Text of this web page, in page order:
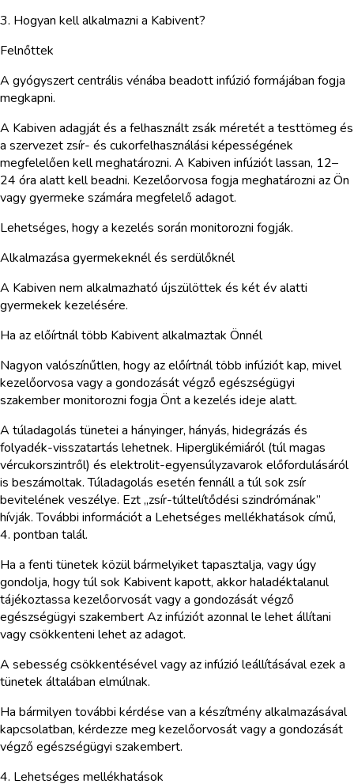
3. Hogyan kell alkalmazni a Kabivent?
Felnőttek
A gyógyszert centrális vénába beadott infúzió formájában fogja
megkapni.
A Kabiven adagját és a felhasznált zsák méretét a testtömeg és
a szervezet zsír- és cukorfelhasználási képességének
megfelelően kell meghatározni. A Kabiven infúziót lassan, 12–
24 óra alatt kell beadni. Kezelőorvosa fogja meghatározni az Ön
vagy gyermeke számára megfelelő adagot.
Lehetséges, hogy a kezelés során monitorozni fogják.
Alkalmazása gyermekeknél és serdülőknél
A Kabiven nem alkalmazható újszülöttek és két év alatti
gyermekek kezelésére.
Ha az előírtnál több Kabivent alkalmaztak Önnél
Nagyon valószínűtlen, hogy az előírtnál több infúziót kap, mivel
kezelőorvosa vagy a gondozását végző egészségügyi
szakember monitorozni fogja Önt a kezelés ideje alatt.
A túladagolás tünetei a hányinger, hányás, hidegrázás és
folyadék-visszatartás lehetnek. Hiperglikémiáról (túl magas
vércukorszintről) és elektrolit-egyensúlyzavarok előfordulásáról
is beszámoltak. Túladagolás esetén fennáll a túl sok zsír
bevitelének veszélye. Ezt „zsír-túltelítődési szindrómának”
hívják. További információt a Lehetséges mellékhatások című,
4. pontban talál.
Ha a fenti tünetek közül bármelyiket tapasztalja, vagy úgy
gondolja, hogy túl sok Kabivent kapott, akkor haladéktalanul
tájékoztassa kezelőorvosát vagy a gondozását végző
egészségügyi szakembert Az infúziót azonnal le lehet állítani
vagy csökkenteni lehet az adagot.
A sebesség csökkentésével vagy az infúzió leállításával ezek a
tünetek általában elmúlnak.
Ha bármilyen további kérdése van a készítmény alkalmazásával
kapcsolatban, kérdezze meg kezelőorvosát vagy a gondozását
végző egészségügyi szakembert.
4. Lehetséges mellékhatások